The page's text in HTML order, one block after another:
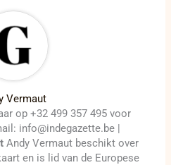
Vermaut
op +32 499 357 495 voor
info@indegazette.be |
Andy Vermaut beschikt over
en is lid van de Europese